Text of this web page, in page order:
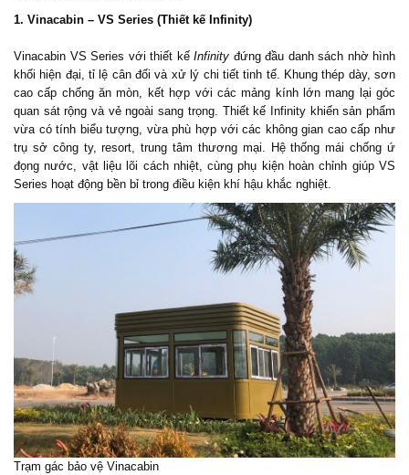
1. Vinacabin – VS Series (Thiết kế Infinity)
Vinacabin VS Series với thiết kế Infinity đứng đầu danh sách nhờ hình
khối hiện đại, tỉ lệ cân đối và xử lý chi tiết tinh tế. Khung thép dày, sơn
cao cấp chống ăn mòn, kết hợp với các mảng kính lớn mang lại góc
quan sát rộng và vẻ ngoài sang trọng. Thiết kế Infinity khiến sản phẩm
vừa có tính biểu tượng, vừa phù hợp với các không gian cao cấp như
trụ sở công ty, resort, trung tâm thương mại. Hệ thống mái chống ứ
đọng nước, vật liệu lõi cách nhiệt, cùng phụ kiện hoàn chỉnh giúp VS
Series hoạt động bền bỉ trong điều kiện khí hậu khắc nghiệt.
Trạm gác bảo vệ Vinacabin